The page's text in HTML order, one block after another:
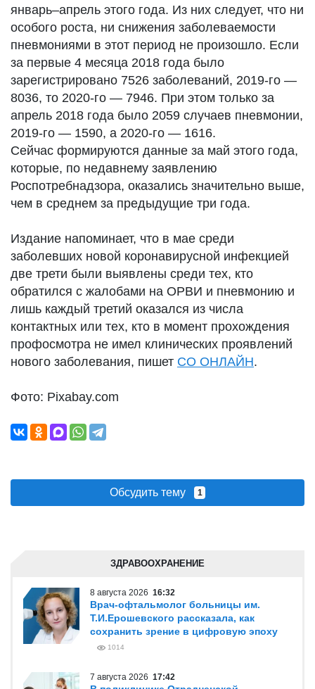
январь–апрель этого года. Из них следует, что ни
особого роста, ни снижения заболеваемости
пневмониями в этот период не произошло. Если
за первые 4 месяца 2018 года было
зарегистрировано 7526 заболеваний, 2019-го —
8036, то 2020-го — 7946. При этом только за
апрель 2018 года было 2059 случаев пневмонии,
2019-го — 1590, а 2020-го — 1616.
Сейчас формируются данные за май этого года,
которые, по недавнему заявлению
Роспотребнадзора, оказались значительно выше,
чем в среднем за предыдущие три года.
Издание напоминает, что в мае среди
заболевших новой коронавирусной инфекцией
две трети были выявлены среди тех, кто
обратился с жалобами на ОРВИ и пневмонию и
лишь каждый третий оказался из числа
контактных или тех, кто в момент прохождения
профосмотра не имел клинических проявлений
нового заболевания, пишет СО ОНЛАЙН.
Фото: Pixabay.com
Обсудить тему 1
ЗДРАВООХРАНЕНИЕ
8 августа 2026 16:32
Врач-офтальмолог больницы им.
Т.И.Ерошевского рассказала, как
сохранить зрение в цифровую эпоху
1014
7 августа 2026 17:42